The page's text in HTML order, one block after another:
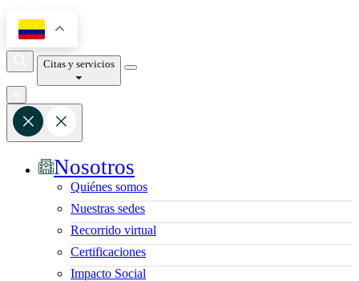
Citas y servicios
Nosotros
Quiénes somos
Nuestras sedes
Recorrido virtual
Certificaciones
Impacto Social